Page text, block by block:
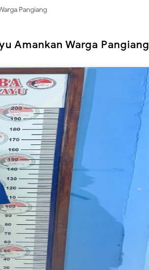
Pangiang
Amankan Warga Pangiang